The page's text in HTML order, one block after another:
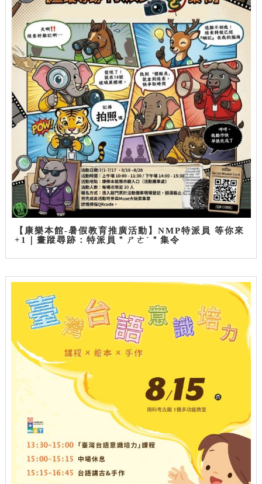
【康樂本館-暑假教育推廣活動】NMP特派員 等你來
+1｜畫蹤尋跡：特派員＂ㄕㄜˋ＂集令